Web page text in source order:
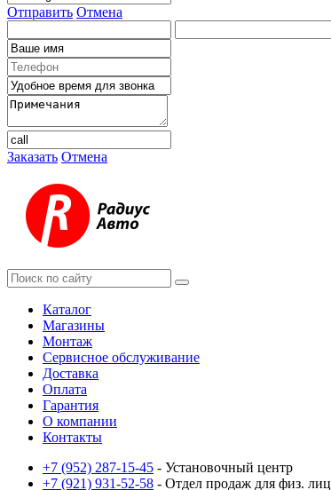
Отправить Отмена
Заказать Отмена
Каталог
Магазины
Монтаж
Сервисное обслуживание
Доставка
Оплата
Гарантия
О компании
Контакты
+7 (952) 287-15-45 - Установочный центр
+7 (921) 931-52-58 - Отдел продаж для физ. лиц